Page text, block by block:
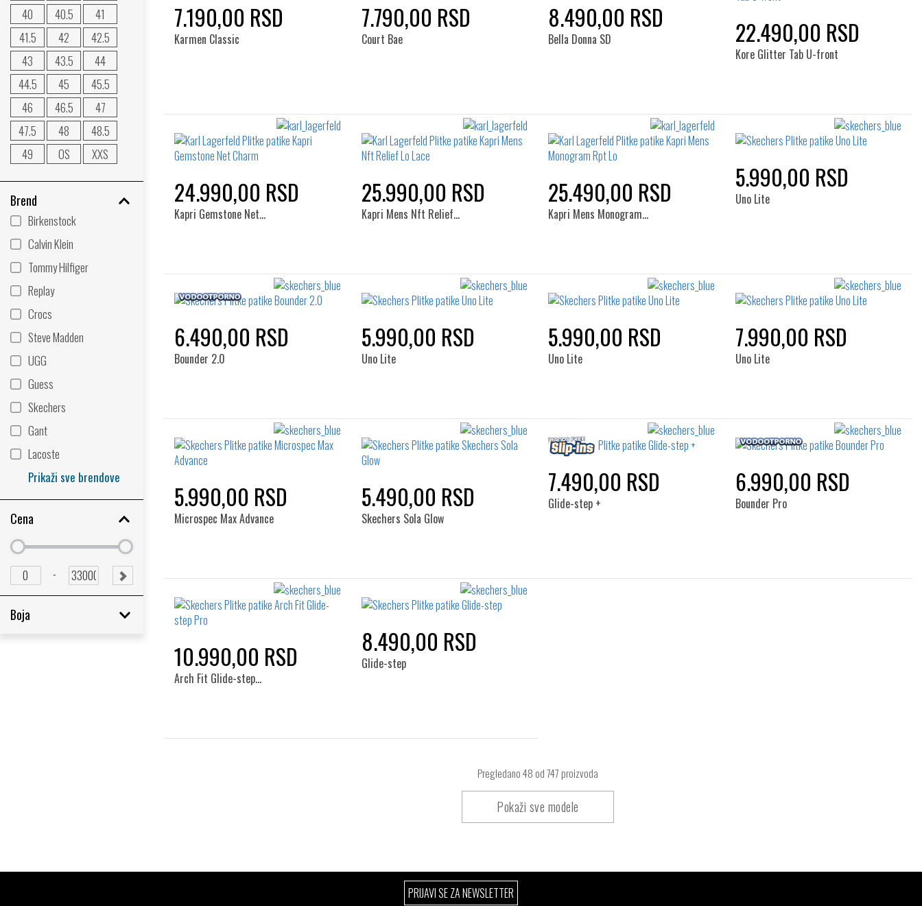
40
40.5
41
41.5
42
42.5
43
43.5
44
44.5
45
45.5
46
46.5
47
47.5
48
48.5
49
OS XXS
Brend
Birkenstock
Calvin Klein
Tommy Hilfiger
Replay
Crocs
Steve Madden
UGG
Guess
Skechers
Gant
Lacoste
Prikaži sve brendove
Cena
Minimum
price
Minimum
price
Minimum
price
-
Maximum
price
SUBMIT
Boja
7.190,00 RSD
Karmen Classic
7.790,00 RSD
Court Bae
8.490,00 RSD
Bella Donna SD 22.490,00 RSD
Kore Glitter Tab U-front
24.990,00 RSD
Kapri Gemstone Net…
25.990,00 RSD
Kapri Mens Nft Relief…
25.490,00 RSD
Kapri Mens Monogram…
5.990,00 RSD
Uno Lite
6.490,00 RSD
Bounder 2.0
5.990,00 RSD
Uno Lite
5.990,00 RSD
Uno Lite
7.990,00 RSD
Uno Lite
5.990,00 RSD
Microspec Max Advance
5.490,00 RSD
Skechers Sola Glow
7.490,00 RSD
Glide-step +
6.990,00 RSD
Bounder Pro
10.990,00 RSD
Arch Fit Glide-step…
8.490,00 RSD
Glide-step
Pregledano48 od 747 proizvoda
Pokaži sve modele
PRIJAVI SE ZA NEWSLETTER